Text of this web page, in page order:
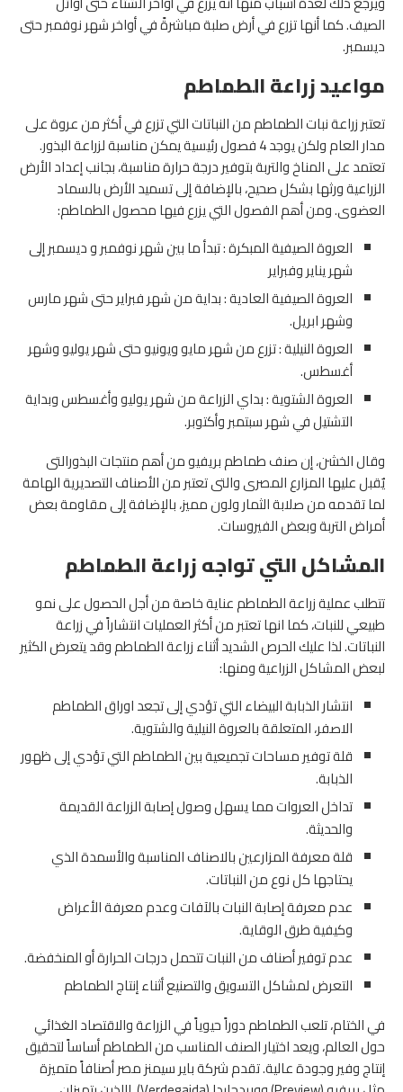
الصيف. كما أنها تزرع في أرض صلبة مباشرةً في أواخر شهر نوفمبر حتى
ديسمبر.
مواعيد زراعة الطماطم
تعتبر زراعة نبات الطماطم من النباتات التي تزرع في أكثر من عروة على
مدار العام ولكن يوجد 4 فصول رئيسية يمكن مناسبة لزراعة البذور.
تعتمد على المناخ والتربة بتوفير درجة حرارة مناسبة، بجانب إعداد الأرض
الزراعية ورثها بشكل صحيح، بالإضافة إلى تسميد الأرض بالسماد
العضوى. ومن أهم الفصول التي يزرع فيها محصول الطماطم:
العروة الصيفية المبكرة : تبدأ ما بين شهر نوفمبر و ديسمبر إلى
شهر يناير وفبراير
العروة الصيفية العادية : بداية من شهر فبراير حتى شهر مارس
وشهر ابريل.
العروة النيلية : تزرع من شهر مايو ويونيو حتى شهر يوليو وشهر
أغسطس.
العروة الشتوية : بداي الزراعة من شهر يوليو وأغسطس وبداية
التشتيل في شهر سبتمبر وأكتوبر.
وقال الخشن، إن صنف طماطم بريفيو من أهم منتجات البذورالتى
يٌقبل عليها المزارع المصرى والتى تعتبر من الأصناف التصديرية الهامة
لما تقدمه من صلابة الثمار ولون مميز، بالإضافة إلى مقاومة بعض
أمراض التربة وبعض الفيروسات.
المشاكل التي تواجه زراعة الطماطم
تتطلب عملية زراعة الطماطم عناية خاصة من أجل الحصول على نمو
طبيعي للنبات، كما انها تعتبر من أكثر العمليات انتشاراً في زراعة
النباتات. لذا عليك الحرص الشديد أثناء زراعة الطماطم وقد يتعرض الكثير
لبعض المشاكل الزراعية ومنها:
انتشار الذبابة البيضاء التي تؤدي إلى تجعد اوراق الطماطم
الاصفر، المتعلقة بالعروة النيلية والشتوية.
قلة توفير مساحات تجميعية بين الطماطم التي تؤدي إلى ظهور
الذبابة.
تداخل العروات مما يسهل وصول إصابة الزراعة القديمة
والحديثة.
قلة معرفة المزارعين بالاصناف المناسبة والأسمدة الذي
يحتاجها كل نوع من النباتات.
عدم معرفة إصابة النبات بالآفات وعدم معرفة الأعراض
وكيفية طرق الوقاية.
عدم توفير أصناف من النبات تتحمل درجات الحرارة أو المنخفضة.
التعرض لمشاكل التسويق والتصنيع أثناء إنتاج الطماطم
في الختام، تلعب الطماطم دوراً حيوياً في الزراعة والاقتصاد الغذائي
حول العالم، ويعد اختيار الصنف المناسب من الطماطم أساساً لتحقيق
إنتاج وفير وجودة عالية. تقدم شركة باير سيمنز مصر أصنافاً متميزة